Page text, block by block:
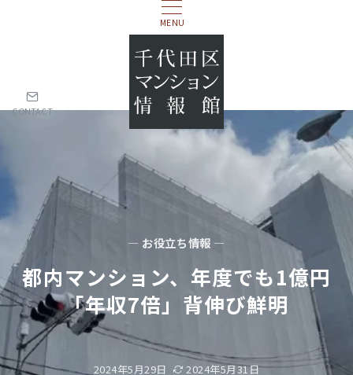
MENU
CONTACT
— お役立ち情報 —
都内マンション、年度でも1億円
「年収7倍」背伸び鮮明
2024年5月29日 2024年5月31日